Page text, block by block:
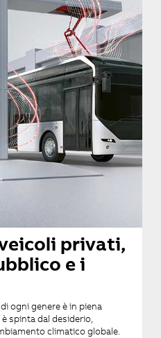
privati,
e i
ogni genere è in piena
spinta dal desiderio,
climatico globale.